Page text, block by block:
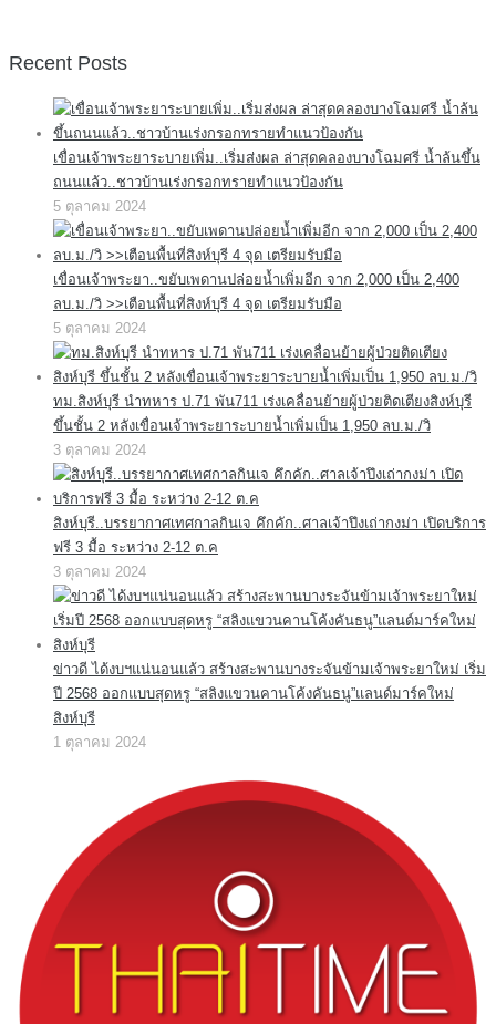
Recent Posts
เขื่อนเจ้าพระยาระบายเพิ่ม..เริ่มส่งผล ล่าสุดคลองบางโฉมศรี น้ำล้นขึ้น
ถนนแล้ว..ชาวบ้านเร่งกรอกทรายทำแนวป้องกัน
5 ตุลาคม 2024
เขื่อนเจ้าพระยา..ขยับเพดานปล่อยน้ำเพิ่มอีก จาก 2,000 เป็น 2,400
ลบ.ม./วิ >>เตือนพื้นที่สิงห์บุรี 4 จุด เตรียมรับมือ
5 ตุลาคม 2024
ทม.สิงห์บุรี นำทหาร ป.71 พัน711 เร่งเคลื่อนย้ายผู้ป่วยติดเตียงสิงห์บุรี
ขึ้นชั้น 2 หลังเขื่อนเจ้าพระยาระบายน้ำเพิ่มเป็น 1,950 ลบ.ม./วิ
3 ตุลาคม 2024
สิงห์บุรี..บรรยากาศเทศกาลกินเจ คึกคัก..ศาลเจ้าปึงเถ่ากงม่า เปิดบริการ
ฟรี 3 มื้อ ระหว่าง 2-12 ต.ค
3 ตุลาคม 2024
ข่าวดี ได้งบฯแน่นอนแล้ว สร้างสะพานบางระจันข้ามเจ้าพระยาใหม่ เริ่ม
ปี 2568 ออกแบบสุดหรู “สลิงแขวนคานโค้งคันธนู”แลนด์มาร์คใหม่
สิงห์บุรี
1 ตุลาคม 2024